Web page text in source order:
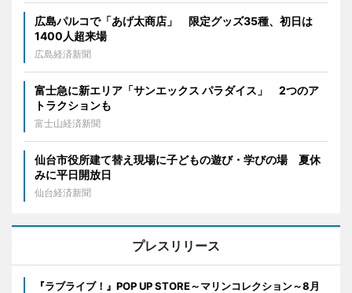
広島パルコで「あげ太商店」 限定グッズ35種、初日は
1400人超来場
広島経済新聞
富士急に新エリア「サンエックス パラダイス」 2つのア
トラクションも
富士山経済新聞
仙台市役所建て替え現場に子どもの遊び・学びの場 夏休
みに平日開放日
仙台経済新聞
プレスリリース
『ラブライブ！』POP UP STORE～マリンコレクション～8月